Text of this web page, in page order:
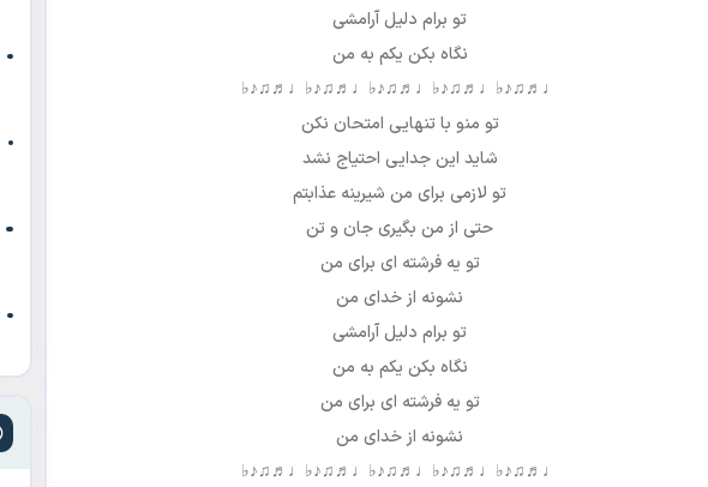
تو برام دلیل آرامشی
نگاه بکن یکم به من
♩♬♫♪♭
♩♬♫♪♭
♩♬♫♪♭
♩♬♫♪♭
♩♬♫♪♭
تو منو با تنهایی امتحان نکن
شاید این جدایی احتیاج نشد
تو لازمی برای من شیرینه عذابتم
حتی از من بگیری جان و تن
تو یه فرشته ای برای من
نشونه از خدای من
تو برام دلیل آرامشی
نگاه بکن یکم به من
تو یه فرشته ای برای من
نشونه از خدای من
♩♬♫♪♭
♩♬♫♪♭
♩♬♫♪♭
♩♬♫♪♭
♩♬♫♪♭